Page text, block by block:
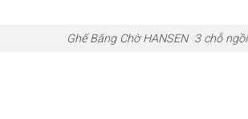
Ghế Băng Chờ HANSEN 3 chỗ ngồi